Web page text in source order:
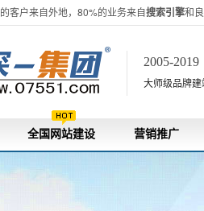
客户来自外地，80%的业务来自搜索引擎和
2005-
大师级品牌建
全国网站建设 营销推广